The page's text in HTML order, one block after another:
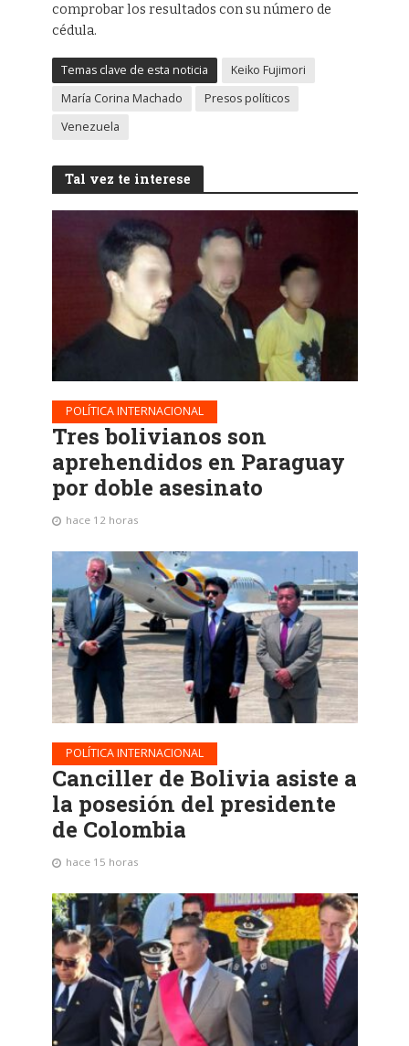
comprobar los resultados con su número de
cédula.
Temas clave de esta noticia
Keiko Fujimori
María Corina Machado
Presos políticos
Venezuela
Tal vez te interese
POLÍTICA INTERNACIONAL
Tres bolivianos son
aprehendidos en Paraguay
por doble asesinato
hace 12 horas
POLÍTICA INTERNACIONAL
Canciller de Bolivia asiste a
la posesión del presidente
de Colombia
hace 15 horas